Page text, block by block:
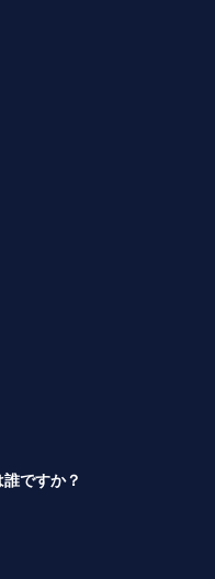
ですか？